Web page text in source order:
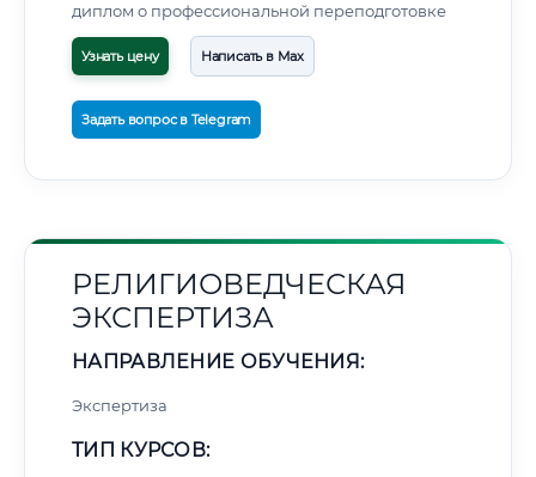
диплом о профессиональной переподготовке
Узнать цену Написать в Max
Задать вопрос в Telegram
РЕЛИГИОВЕДЧЕСКАЯ
ЭКСПЕРТИЗА
НАПРАВЛЕНИЕ ОБУЧЕНИЯ:
Экспертиза
ТИП КУРСОВ: